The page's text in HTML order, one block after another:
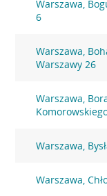
Warszawa,
6
Warszawa,
Warszawy 26
Warszawa,
Warszawa,
Warszawa,